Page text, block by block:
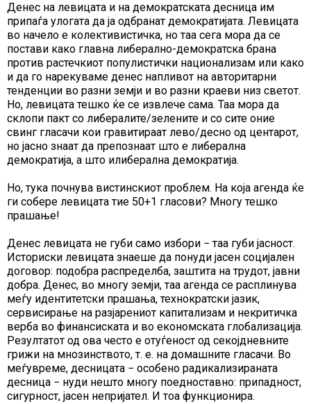
Денес на левицата и на демократската десница им
припаѓа улогата да ја одбранат демократијата. Левицата
во начело е колективистичка, но таа сега мора да се
постави како главна либерално-демократска брана
против растечкиот популистички национализам или како
и да го нарекуваме денес напливот на авторитарни
тенденции во разни земји и во разни краеви низ светот.
Но, левицата тешко ќе се извлече сама. Таа мора да
склопи пакт со либералите/зелените и со сите оние
свинг гласачи кои гравитираат лево/десно од центарот,
но јасно знаат да препознаат што е либерална
демократија, а што илиберална демократија.
Но, тука почнува вистинскиот проблем. На која агенда ќе
ги собере левицата тие 50+1 гласови? Многу тешко
прашање!
Денес левицата не губи само избори − таа губи јасност.
Историски левицата знаеше да понуди јасен социјален
договор: подобра распределба, заштита на трудот, јавни
добра. Денес, во многу земји, таа агенда се расплинува
меѓу идентитетски прашања, технократски јазик,
сервисирање на разјарениот капитализам и некритичка
верба во финансиската и во економската глобализација.
Резултатот од ова често е отуѓеност од секојдневните
грижи на мнозинството, т. е. на домашните гласачи. Во
меѓувреме, десницата − особено радикализираната
десница − нуди нешто многу поедноставно: припадност,
сигурност, јасен непријател. И тоа функционира.